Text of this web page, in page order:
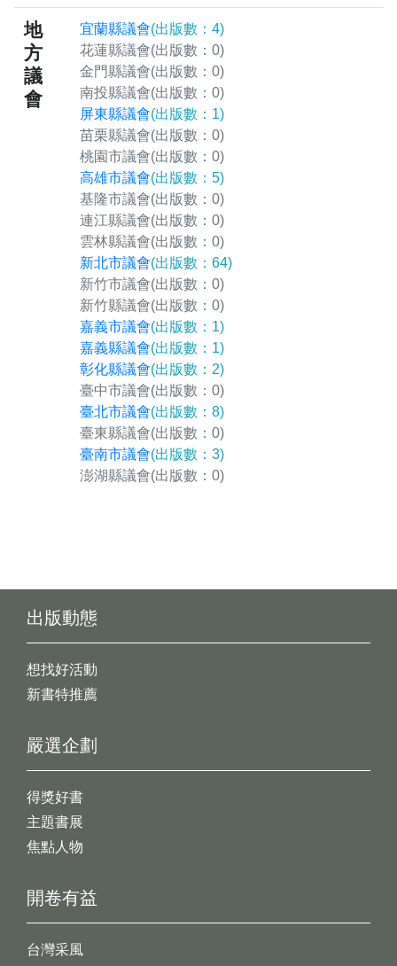
地
方
議
會
宜蘭縣議會(出版數：4)
花蓮縣議會(出版數：0)
金門縣議會(出版數：0)
南投縣議會(出版數：0)
屏東縣議會(出版數：1)
苗栗縣議會(出版數：0)
桃園市議會(出版數：0)
高雄市議會(出版數：5)
基隆市議會(出版數：0)
連江縣議會(出版數：0)
雲林縣議會(出版數：0)
新北市議會(出版數：64)
新竹市議會(出版數：0)
新竹縣議會(出版數：0)
嘉義市議會(出版數：1)
嘉義縣議會(出版數：1)
彰化縣議會(出版數：2)
臺中市議會(出版數：0)
臺北市議會(出版數：8)
臺東縣議會(出版數：0)
臺南市議會(出版數：3)
澎湖縣議會(出版數：0)
出版動態
想找好活動
新書特推薦
開卷有益
台灣采風
嚴選企劃
得獎好書
主題書展
焦點人物